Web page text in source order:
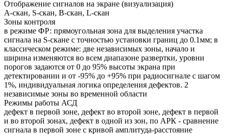
Отображение сигналов на экране (визуализация)
А-скан, S-скан, В-скан, L-скан
Зоны контроля
в режиме ФР: прямоугольная зона для выделения участка
сигнала на S-скане с точностью установки границ до 0.1мм; в
классическом режиме: две независимых зоны, начало и
ширина изменяются во всем диапазоне развертки, уровни
порогов задаются от 0 до 95% высоты экрана при
детектировании и от -95% до +95% при радиосигнале с шагом
1%, индивидуальная логика определения дефектов. 2
независимые зоны во временной области
Режимы работы АСД
дефект в первой зоне, дефект во второй зоне, дефект в первой
и во второй зонах, дефект в одной из зон, по АРК - сравнение
сигнала в первой зоне с кривой амплитуда-расстояние